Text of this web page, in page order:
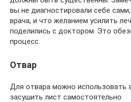
вы не диагностировали себе
врача, и что желанием усилить
поделились с доктором. Это
процесс.
Отвар
Для отвара можно использовать
засушить лист самостоятельно